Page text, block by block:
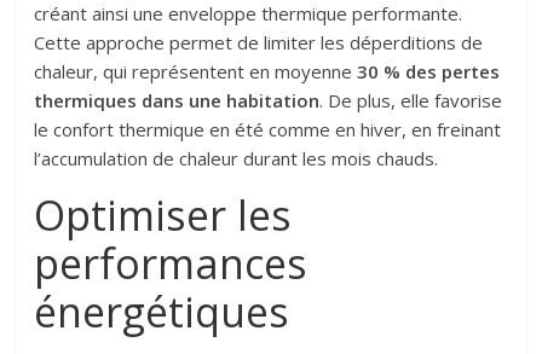
créant ainsi une enveloppe thermique performante.
Cette approche permet de limiter les déperditions de
chaleur, qui représentent en moyenne30 % des pertes
thermiques dans une habitation. De plus, elle favorise
le confort thermique en été comme en hiver, en freinant
l’accumulation de chaleur durant les mois chauds.
Optimiser les
performances
énergétiques